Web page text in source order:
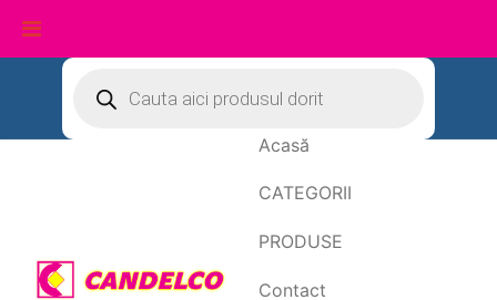
conținut
search
Acasă
CATEGORII
PRODUSE
Contact